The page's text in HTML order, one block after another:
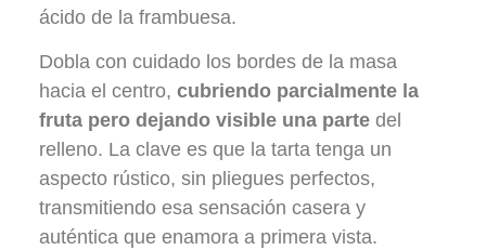
ácido de la frambuesa.
Dobla con cuidado los bordes de la masa
hacia el centro, cubriendo parcialmente la
fruta pero dejando visible una partedel
relleno. La clave es que la tarta tenga un
aspecto rústico, sin pliegues perfectos,
transmitiendo esa sensación casera y
auténtica que enamora a primera vista.